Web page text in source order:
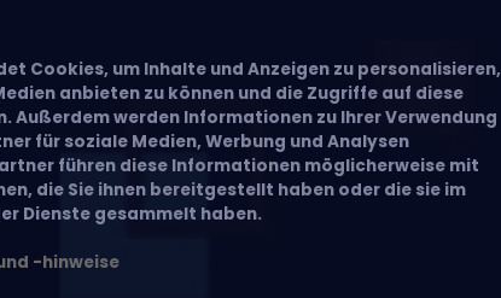
Cookies, um Inhalte und Anzeigen zu personalisieren,
anbieten zu können und die Zugriffe auf diese
Außerdem werden Informationen zu Ihrer Verwendung
für soziale Medien, Werbung und Analysen
führen diese Informationen möglicherweise mit
die Sie ihnen bereitgestellt haben oder die sie im
Dienste gesammelt haben.
-hinweise